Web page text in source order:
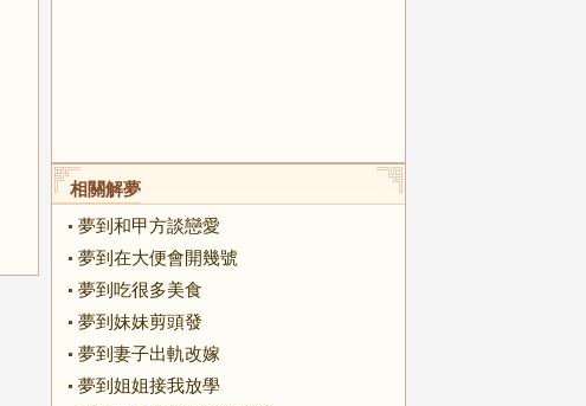
相關解夢
夢到和甲方談戀愛
夢到在大便會開幾號
夢到吃很多美食
夢到妹妹剪頭發
夢到妻子出軌改嫁
夢到姐姐接我放學